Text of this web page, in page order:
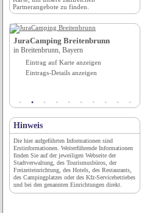
Partnerangebote zu finden.
JuraCamping Breitenbrunn
in Breitenbrunn, Bayern
Eintrag auf Karte anzeigen
Eintrags-Details anzeigen
Hinweis
Die hier aufgeführten Informationen sind
Erstinformationen. Weiterführende Informationen
finden Sie auf der jeweiligen Webseite der
Stadtverwaltung, des Tourismusbüros, der
Freizeiteinrichtung, des Hotels, des Restaurants,
des Campingplatzes oder des Kfz-Servicebetriebes
und bei den genannten Einrichtungen direkt.